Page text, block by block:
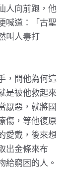
人向前跑，他
喊道：「古聖
叫人毒打
，問他為何這
是被他救起來
厭惡，就將國
傷，等他復原
愛戴，後來想
出金條來布
給窮困的人。